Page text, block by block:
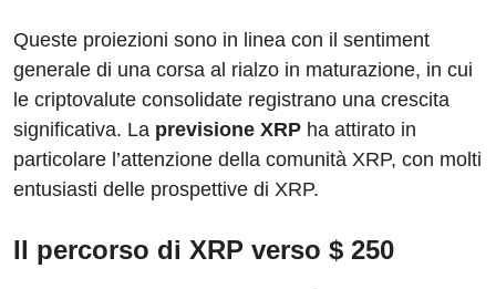
Queste proiezioni sono in linea con il sentiment
generale di una corsa al rialzo in maturazione, in cui
le criptovalute consolidate registrano una crescita
significativa. La previsione XRP ha attirato in
particolare l’attenzione della comunità XRP, con molti
entusiasti delle prospettive di XRP.
Il percorso di XRP verso $ 250